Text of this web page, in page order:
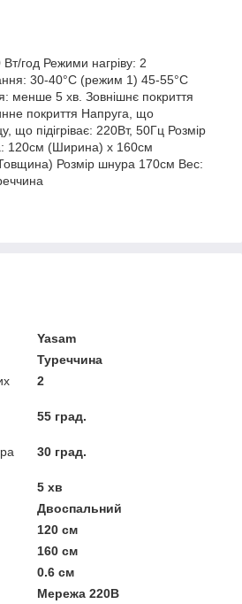
Вт/год Режими нагріву: 2
30-40°C (режим 1) 45-55°C
менше 5 хв. Зовнішнє покриття
покриття Напруга, що
що підігріває: 220Вт, 50Гц Розмір
120см (Ширина) х 160см
Розмір шнура 170см Вес:
Yasam
Туреччина
2
55 град.
30 град.
5 хв
Двоспальний
120 см
160 см
0.6 см
Мережа 220В